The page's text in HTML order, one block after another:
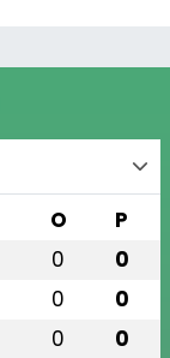
O P
0 0
0 0
0 0